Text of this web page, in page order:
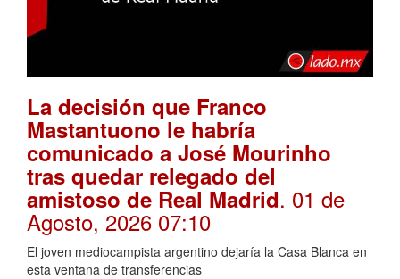
La decisión que Franco
Mastantuono le habría
comunicado a José Mourinho
tras quedar relegado del
amistoso de Real Madrid. 01 de
Agosto, 2026 07:10
El joven mediocampista argentino dejaría la Casa Blanca en
esta ventana de transferencias